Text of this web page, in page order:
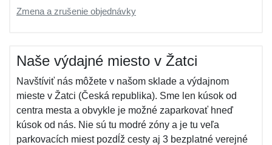
Zmena a zrušenie objednávky
Naše výdajné miesto v Žatci
Navštíviť nás môžete v našom sklade a výdajnom
mieste v Žatci (Česká republika). Sme len kúsok od
centra mesta a obvykle je možné zaparkovať hneď
kúsok od nás. Nie sú tu modré zóny a je tu veľa
parkovacích miest pozdĺž cesty aj 3 bezplatné verejné